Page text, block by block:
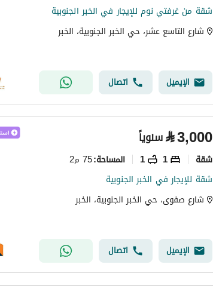
شقة من غرفتي نوم للإيجار في الخبر الجنوبية
شارع التاسع عشر، حي الخبر الجنوبية، الخبر
الإيميل اتصال
⃁3,000 سنوياً
شقة 1
1 المساحة:75 م2
شقة للإيجار في الخبر الجنوبية
شارع صفوى، حي الخبر الجنوبية، الخبر
الإيميل اتصال